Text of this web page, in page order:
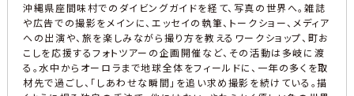
沖縄県座間味村でのダイビングガイドを経て、写真の世界へ。雑誌
や広告での撮影をメインに、エッセイの執筆、トークショー、メディア
への出演や、旅を楽しみながら撮り方を教えるワークショップ、町お
こしを応援するフォトツアーの企画開催など、その活動は多岐に渡
る。水中からオーロラまで地球全体をフィールドに、一年の多くを取
材先で過ごし、「しあわせな瞬間」を追い求め撮影を続けている。描